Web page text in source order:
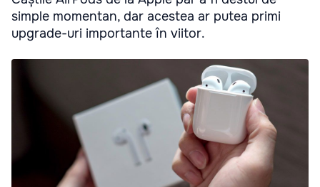
simple momentan, dar acestea ar putea primi
upgrade-uri importante în viitor.